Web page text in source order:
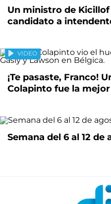
Un ministro de
candidato a
VIDEO
¡Te pasaste, Franco!
Colapinto fue la
Semana del 6 al 12 de